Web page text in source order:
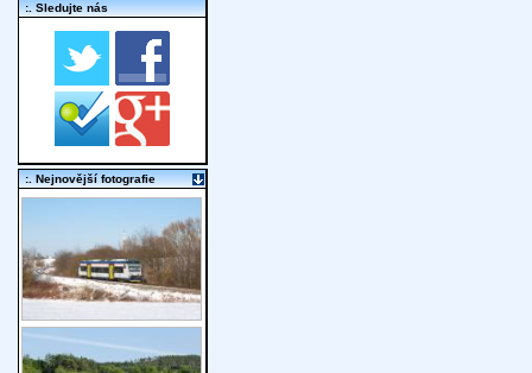
:. Sledujte nás
:. Nejnovější fotografie